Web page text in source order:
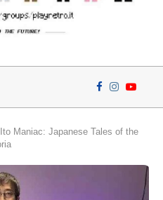
Maniac: Japanese Tales of the